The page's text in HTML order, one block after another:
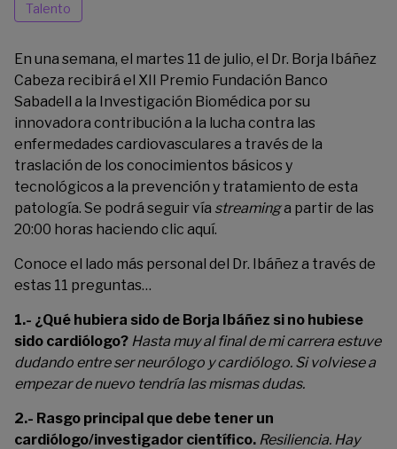
Talento
En una semana, el martes 11 de julio, el Dr. Borja Ibáñez
Cabeza recibirá el XII Premio Fundación Banco
Sabadell a la Investigación Biomédica por su
innovadora contribución a la lucha contra las
enfermedades cardiovasculares a través de la
traslación de los conocimientos básicos y
tecnológicos a la prevención y tratamiento de esta
patología. Se podrá seguir vía streaminga partir de las
20:00 horas haciendo clic aquí.
Conoce el lado más personal del Dr. Ibáñez a través de
estas 11 preguntas…
1.- ¿Qué hubiera sido de Borja Ibáñez si no hubiese
sido cardiólogo? Hasta muy al final de mi carrera estuve
dudando entre ser neurólogo y cardiólogo. Si volviese a
empezar de nuevo tendría las mismas dudas.
2.- Rasgo principal que debe tener un
cardiólogo/investigador científico. Resiliencia. Hay